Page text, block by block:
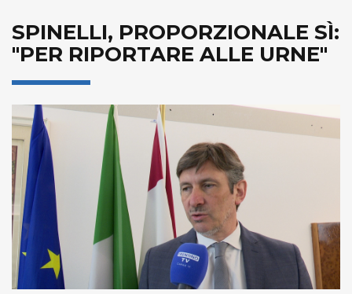
SPINELLI, PROPORZIONALE SÌ:
"PER RIPORTARE ALLE URNE"